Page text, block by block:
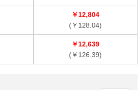
￥12,804
(￥128.04)
￥12,639
(￥126.39)